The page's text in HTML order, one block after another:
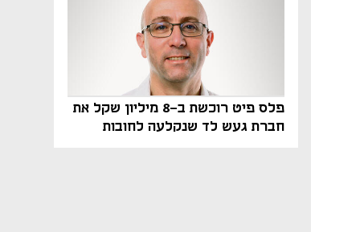
פלס פיט רוכשת ב-8 מיליון שקל את
חברת געש לד שנקלעה לחובות